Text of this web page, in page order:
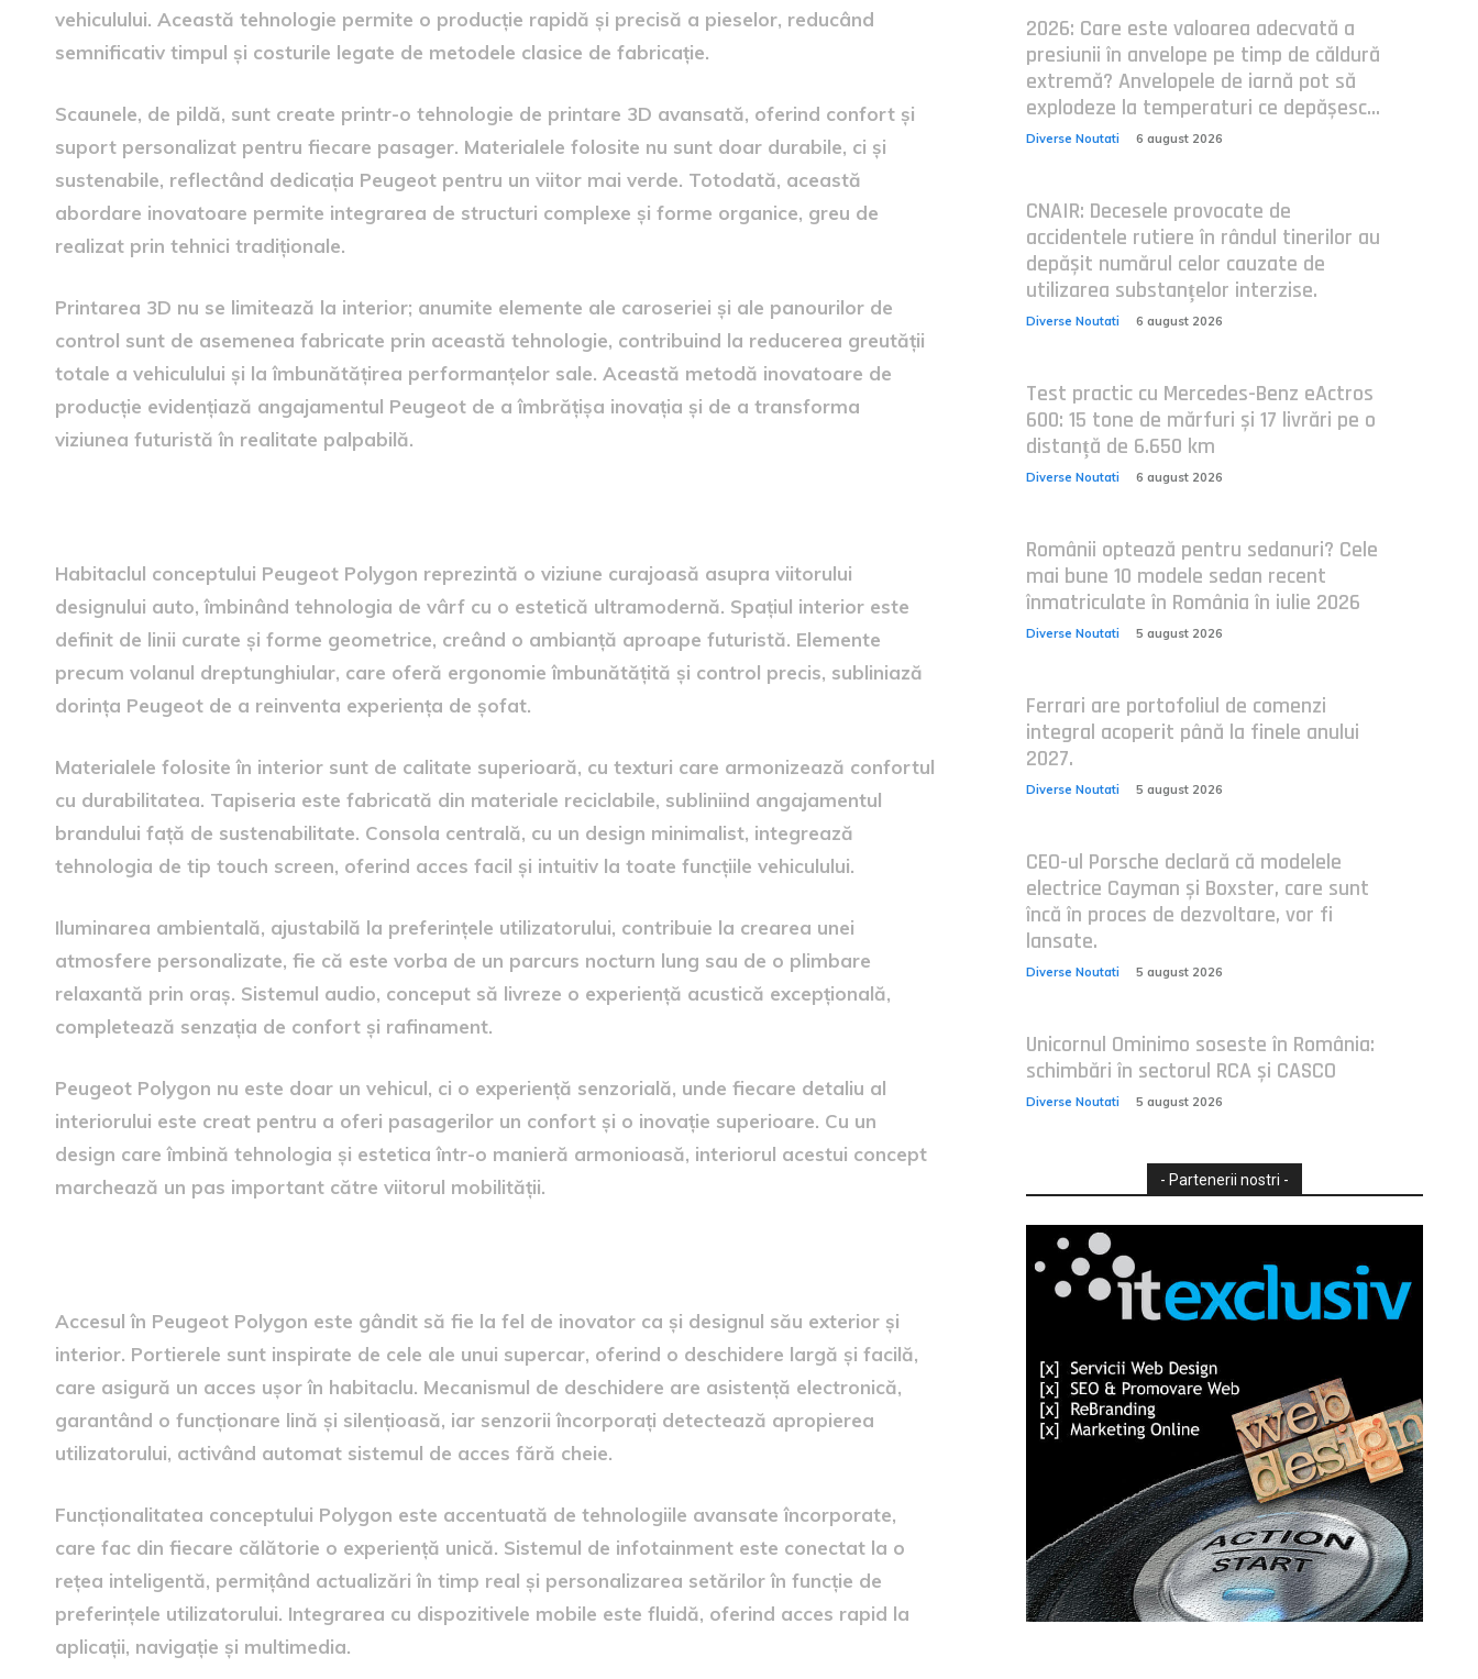
vehiculului. Această tehnologie permite o producție rapidă și precisă a pieselor, reducând
semnificativ timpul și costurile legate de metodele clasice de fabricație.
Scaunele, de pildă, sunt create printr-o tehnologie de printare 3D avansată, oferind confort și
suport personalizat pentru fiecare pasager. Materialele folosite nu sunt doar durabile, ci și
sustenabile, reflectând dedicația Peugeot pentru un viitor mai verde. Totodată, această
abordare inovatoare permite integrarea de structuri complexe și forme organice, greu de
realizat prin tehnici tradiționale.
Printarea 3D nu se limitează la interior; anumite elemente ale caroseriei și ale panourilor de
control sunt de asemenea fabricate prin această tehnologie, contribuind la reducerea greutății
totale a vehiculului și la îmbunătățirea performanțelor sale. Această metodă inovatoare de
producție evidențiază angajamentul Peugeot de a îmbrățișa inovația și de a transforma
viziunea futuristă în realitate palpabilă.
Habitaclul conceptului Peugeot Polygon reprezintă o viziune curajoasă asupra viitorului
designului auto, îmbinând tehnologia de vârf cu o estetică ultramodernă. Spațiul interior este
definit de linii curate și forme geometrice, creând o ambianță aproape futuristă. Elemente
precum volanul dreptunghiular, care oferă ergonomie îmbunătățită și control precis, subliniază
dorința Peugeot de a reinventa experiența de șofat.
Materialele folosite în interior sunt de calitate superioară, cu texturi care armonizează confortul
cu durabilitatea. Tapiseria este fabricată din materiale reciclabile, subliniind angajamentul
brandului față de sustenabilitate. Consola centrală, cu un design minimalist, integrează
tehnologia de tip touch screen, oferind acces facil și intuitiv la toate funcțiile vehiculului.
Iluminarea ambientală, ajustabilă la preferințele utilizatorului, contribuie la crearea unei
atmosfere personalizate, fie că este vorba de un parcurs nocturn lung sau de o plimbare
relaxantă prin oraș. Sistemul audio, conceput să livreze o experiență acustică excepțională,
completează senzația de confort și rafinament.
Peugeot Polygon nu este doar un vehicul, ci o experiență senzorială, unde fiecare detaliu al
interiorului este creat pentru a oferi pasagerilor un confort și o inovație superioare. Cu un
design care îmbină tehnologia și estetica într-o manieră armonioasă, interiorul acestui concept
marchează un pas important către viitorul mobilității.
Accesul în Peugeot Polygon este gândit să fie la fel de inovator ca și designul său exterior și
interior. Portierele sunt inspirate de cele ale unui supercar, oferind o deschidere largă și facilă,
care asigură un acces ușor în habitaclu. Mecanismul de deschidere are asistență electronică,
garantând o funcționare lină și silențioasă, iar senzorii încorporați detectează apropierea
utilizatorului, activând automat sistemul de acces fără cheie.
Funcționalitatea conceptului Polygon este accentuată de tehnologiile avansate încorporate,
care fac din fiecare călătorie o experiență unică. Sistemul de infotainment este conectat la o
rețea inteligentă, permițând actualizări în timp real și personalizarea setărilor în funcție de
preferințele utilizatorului. Integrarea cu dispozitivele mobile este fluidă, oferind acces rapid la
aplicații, navigație și multimedia.
2026: Care este valoarea adecvată a
presiunii în anvelope pe timp de căldură
extremă? Anvelopele de iarnă pot să
explodeze la temperaturi ce depășesc...
Diverse Noutati 6 august 2026
CNAIR: Decesele provocate de
accidentele rutiere în rândul tinerilor au
depășit numărul celor cauzate de
utilizarea substanțelor interzise.
Diverse Noutati 6 august 2026
Test practic cu Mercedes-Benz eActros
600: 15 tone de mărfuri și 17 livrări pe o
distanță de 6.650 km
Diverse Noutati 6 august 2026
Românii optează pentru sedanuri? Cele
mai bune 10 modele sedan recent
înmatriculate în România în iulie 2026
Diverse Noutati 5 august 2026
Ferrari are portofoliul de comenzi
integral acoperit până la finele anului
2027.
Diverse Noutati 5 august 2026
CEO-ul Porsche declară că modelele
electrice Cayman și Boxster, care sunt
încă în proces de dezvoltare, vor fi
lansate.
Diverse Noutati 5 august 2026
Unicornul Ominimo soseste în România:
schimbări în sectorul RCA și CASCO
Diverse Noutati 5 august 2026
- Partenerii nostri -